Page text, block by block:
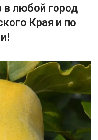
в любой город
Края и по